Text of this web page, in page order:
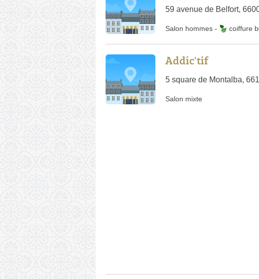
59 avenue de Belfort,
Salon hommes - coiffure
Addic'tif
5 square de Montalba,
Salon mixte